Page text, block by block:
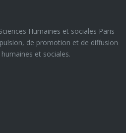
Humaines et sociales Paris
de promotion et de diffusion
et sociales.